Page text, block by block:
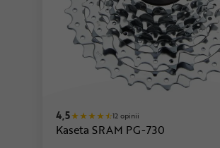
4,5 12 opinii
Kaseta SRAM PG-730